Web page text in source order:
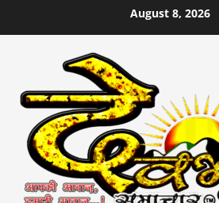
to
August 8, 2026